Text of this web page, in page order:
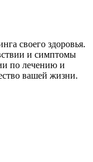
своего здоровья.
и симптомы
по лечению и
вашей жизни.